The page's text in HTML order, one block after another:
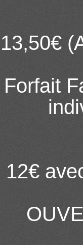
13,50€
Forfait
12€